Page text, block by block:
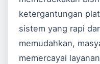
ketergantungan
sistem yang rapi
memudahkan,
memercayai